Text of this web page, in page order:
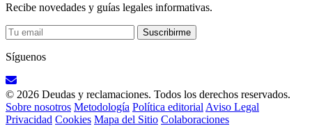
Recibe novedades y guías legales informativas.
Suscribirme
Síguenos
© 2026 Deudas y reclamaciones. Todos los derechos reservados.
Sobre nosotros Metodología Política editorial Aviso Legal
Privacidad Cookies Mapa del Sitio Colaboraciones